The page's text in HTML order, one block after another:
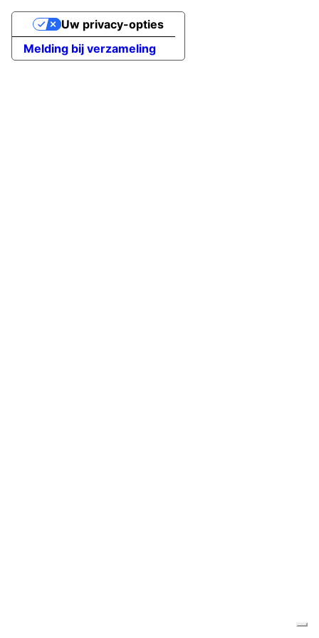
Melding bij verzameling
Uw privacy-opties